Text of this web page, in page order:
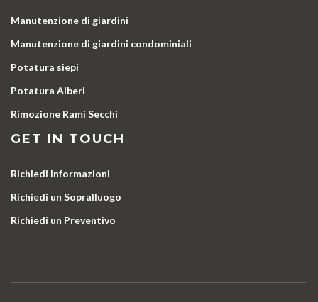
Manutenzione di giardini
Manutenzione di giardini condominiali
Potatura siepi
Potatura Alberi
Rimozione Rami Secchi
GET IN TOUCH
Richiedi Informazioni
Richiedi un Sopralluogo
Richiedi un Preventivo